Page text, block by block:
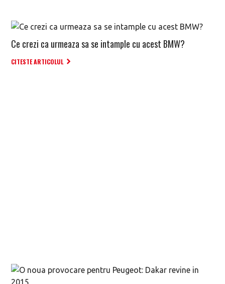
Ce crezi ca urmeaza sa se intample cu acest BMW?
CITESTE ARTICOLUL